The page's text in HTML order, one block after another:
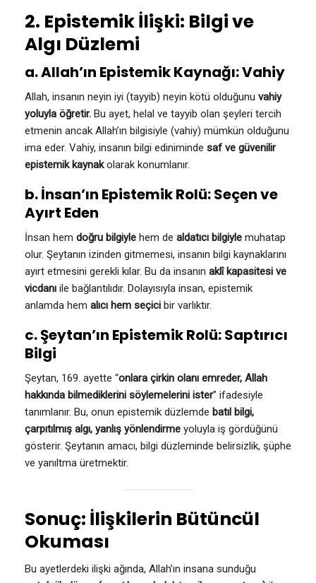
2. Epistemik İlişki: Bilgi ve
Algı Düzlemi
a. Allah’ın Epistemik Kaynağı: Vahiy
Allah, insanın neyin iyi (tayyib) neyin kötü olduğunu vahiy
yoluyla öğretir. Bu ayet, helal ve tayyib olan şeyleri tercih
etmenin ancak Allah’ın bilgisiyle (vahiy) mümkün olduğunu
ima eder. Vahiy, insanın bilgi ediniminde saf ve güvenilir
epistemik kaynakolarak konumlanır.
b. İnsan’ın Epistemik Rolü: Seçen ve
Ayırt Eden
İnsan hem doğru bilgiyle hem de aldatıcı bilgiyle muhatap
olur. Şeytanın izinden gitmemesi, insanın bilgi kaynaklarını
ayırt etmesini gerekli kılar. Bu da insanın aklî kapasitesi ve
vicdanı ile bağlantılıdır. Dolayısıyla insan, epistemik
anlamda hem alıcı hem seçici bir varlıktır.
c. Şeytan’ın Epistemik Rolü: Saptırıcı
Bilgi
Şeytan, 169. ayette “onlara çirkin olanı emreder, Allah
hakkında bilmediklerini söylemelerini ister” ifadesiyle
tanımlanır. Bu, onun epistemik düzlemde batıl bilgi,
çarpıtılmış algı, yanlış yönlendirme yoluyla iş gördüğünü
gösterir. Şeytanın amacı, bilgi düzleminde belirsizlik, şüphe
ve yanıltma üretmektir.
Sonuç: İlişkilerin Bütüncül
Okuması
Bu ayetlerdeki ilişki ağında, Allah’ın insana sunduğu